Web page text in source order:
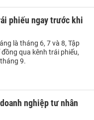
phiếu ngay trước khi
là tháng 6, 7 và 8, Tập
qua kênh trái phiếu,
9.
nghiệp tư nhân